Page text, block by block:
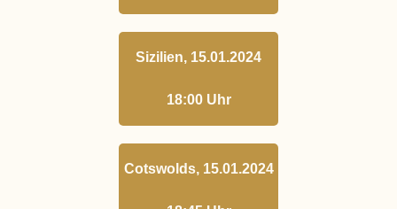
Sizilien, 15.01.2024
18:00 Uhr
Cotswolds, 15.01.2024